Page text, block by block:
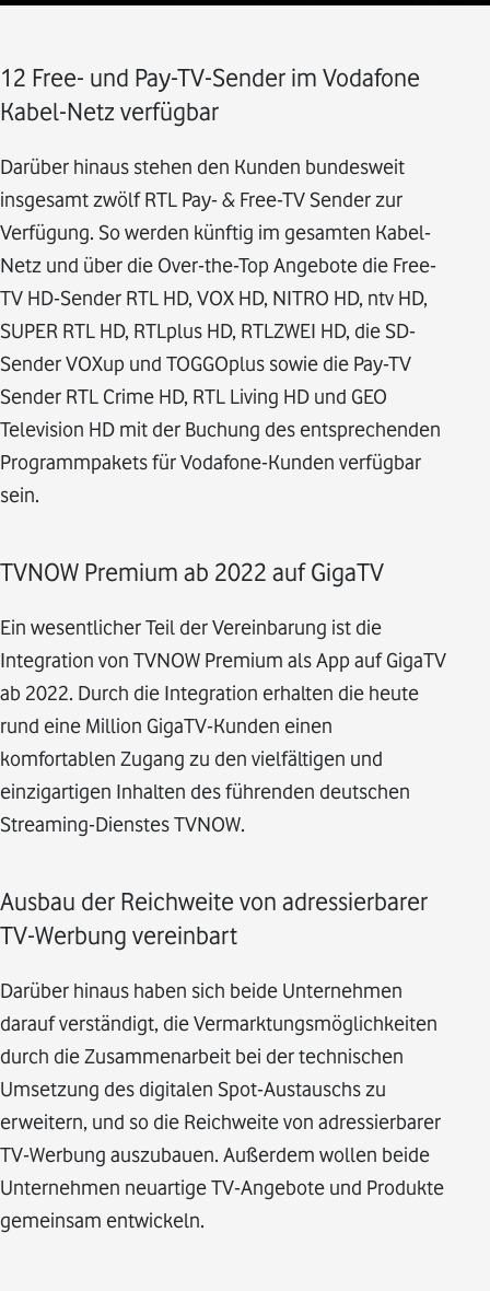
12 Free- und Pay-TV-Sender im Vodafone
Kabel-Netz verfügbar
Darüber hinaus stehen den Kunden bundesweit
insgesamt zwölf RTL Pay- & Free-TV Sender zur
Verfügung. So werden künftig im gesamten Kabel-
Netz und über die Over-the-Top Angebote die Free-
TV HD-Sender RTL HD, VOX HD, NITRO HD, ntv HD,
SUPER RTL HD, RTLplus HD, RTLZWEI HD, die SD-
Sender VOXup und TOGGOplus sowie die Pay-TV
Sender RTL Crime HD, RTL Living HD und GEO
Television HD mit der Buchung des entsprechenden
Programmpakets für Vodafone-Kunden verfügbar
sein.
TVNOW Premium ab 2022 auf GigaTV
Ein wesentlicher Teil der Vereinbarung ist die
Integration von TVNOW Premium als App auf GigaTV
ab 2022. Durch die Integration erhalten die heute
rund eine Million GigaTV-Kunden einen
komfortablen Zugang zu den vielfältigen und
einzigartigen Inhalten des führenden deutschen
Streaming-Dienstes TVNOW.
Ausbau der Reichweite von adressierbarer
TV-Werbung vereinbart
Darüber hinaus haben sich beide Unternehmen
darauf verständigt, die Vermarktungsmöglichkeiten
durch die Zusammenarbeit bei der technischen
Umsetzung des digitalen Spot-Austauschs zu
erweitern, und so die Reichweite von adressierbarer
TV-Werbung auszubauen. Außerdem wollen beide
Unternehmen neuartige TV-Angebote und Produkte
gemeinsam entwickeln.